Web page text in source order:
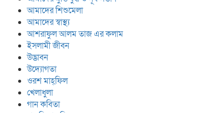
আমাদের শিশুমেলা
আমাদের স্বাস্থ্য
আশরাফুল আলম তাজ এর কলাম
ইসলামী জীবন
উদ্ভাবন
উদ্যোগতা
ওরশ মাহ্ফিল
খেলাধুলা
গান কবিতা